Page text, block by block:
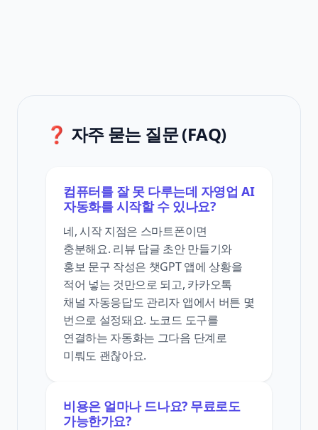
❓ 자주 묻는 질문 (FAQ)
컴퓨터를 잘 못 다루는데 자영업 AI
자동화를 시작할 수 있나요?
네, 시작 지점은 스마트폰이면
충분해요. 리뷰 답글 초안 만들기와
홍보 문구 작성은 챗GPT 앱에 상황을
적어 넣는 것만으로 되고, 카카오톡
채널 자동응답도 관리자 앱에서 버튼 몇
번으로 설정돼요. 노코드 도구를
연결하는 자동화는 그다음 단계로
미뤄도 괜찮아요.
비용은 얼마나 드나요? 무료로도
가능한가요?